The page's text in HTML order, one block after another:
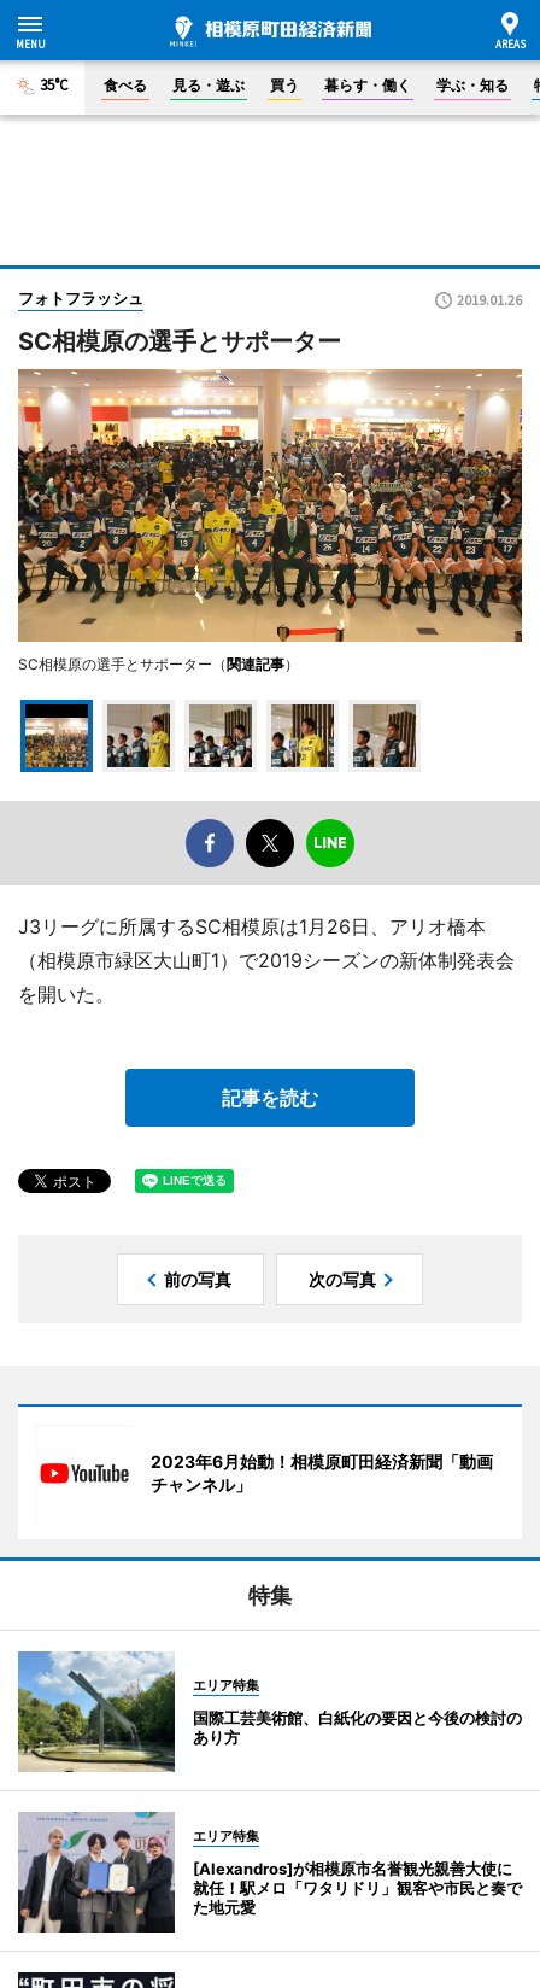
35°C 食べる 見る・遊ぶ 買う 暮らす・働く 学ぶ・知る
フォトフラッシュ 2019.01.26
SC相模原の選手とサポーター
SC相模原の選手とサポーター（ 関連記事）
J3リーグに所属するSC相模原は1月26日、アリオ橋本
（相模原市緑区大山町1）で2019シーズンの新体制発表会
を開いた。
記事を読む
前の写真 次の写真
2023年6月始動！相模原町田経済新聞「動画
チャンネル」
特集
エリア特集
国際工芸美術館、白紙化の要因と今後の検討の
あり方
エリア特集
[Alexandros]が相模原市名誉観光親善大使に
就任！駅メロ「ワタリドリ」観客や市民と奏で
た地元愛